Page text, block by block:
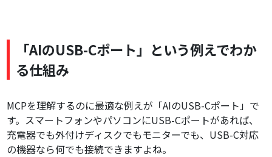
「AIのUSB-Cポート」という例えでわか
る仕組み
MCPを理解するのに最適な例えが「AIのUSB-Cポート」で
す。スマートフォンやパソコンにUSB-Cポートがあれば、
充電器でも外付けディスクでもモニターでも、USB-C対応
の機器なら何でも接続できますよね。